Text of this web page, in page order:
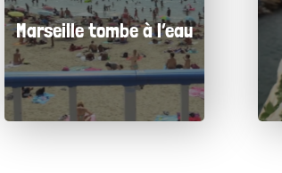
Marseille tombe à l’eau